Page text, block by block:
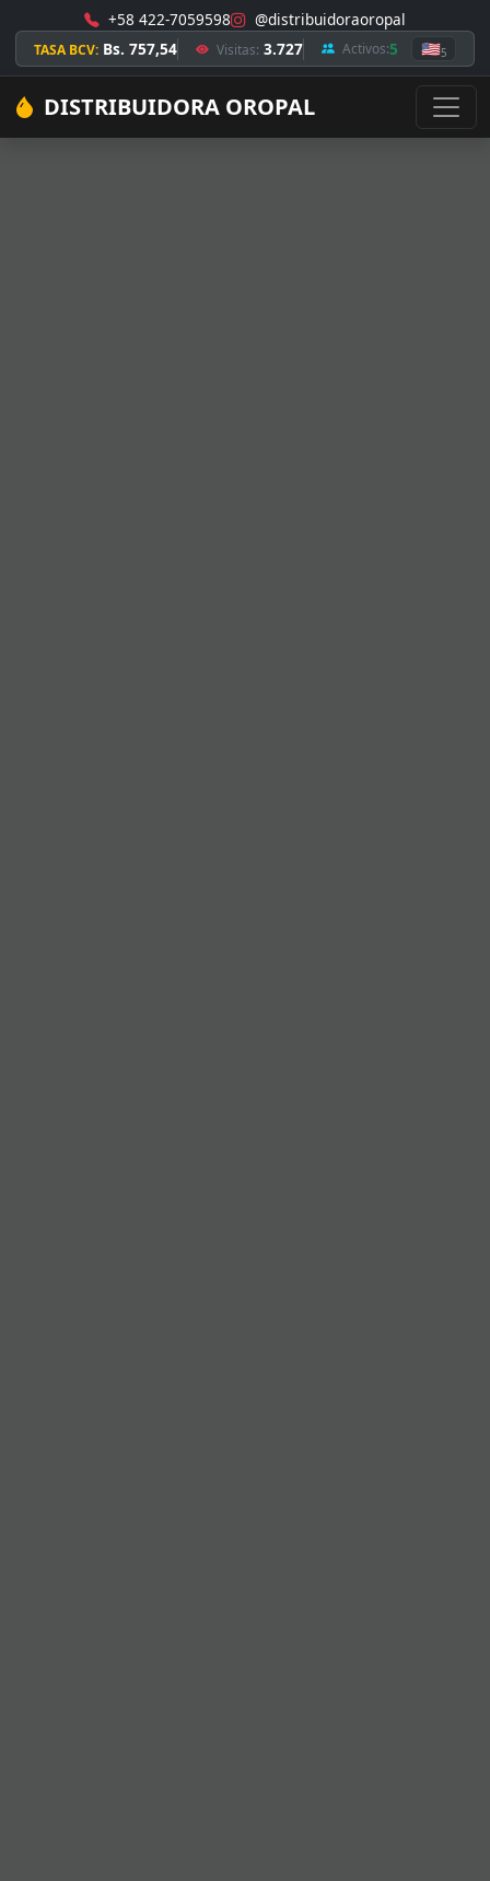
+58 422-7059598 @distribuidoraoropal
TASA BCV: Bs. 757,54 Visitas: 3.727 Activos:5 🇺🇸5
DISTRIBUIDORA OROPAL